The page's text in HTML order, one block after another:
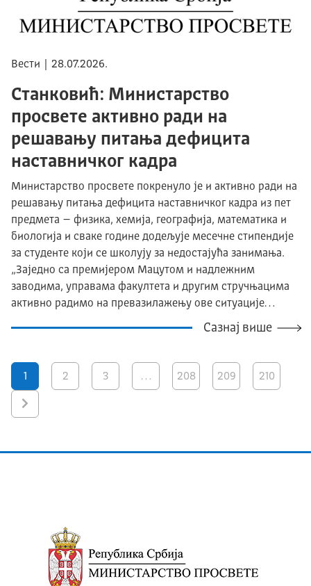
Вести | 28.07.2026.
Станковић: Министарство
просвете активно ради на
решавању питања дефицита
наставничког кадра
Министарство просвете покренуло је и активно ради на
решавању питања дефицита наставничког кадра из пет
предмета – физика, хемија, географија, математика и
биологија и сваке године додељује месечне стипендије
за студенте који се школују за недостајућа занимања.
„Заједно са премијером Мацутом и надлежним
заводима, управама факултета и другим стручњацима
активно радимо на превазилажењу ове ситуације…
Сазнај више
1 2 3 … 208 209 210